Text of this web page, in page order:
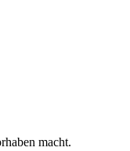
macht.